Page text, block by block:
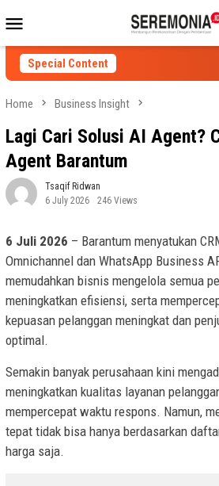
to
contentMenu
Special Content
Home Business Insight
Lagi Cari Solusi AI Agent?
Agent Barantum
Tsaqif Ridwan
6 July 2026
246 Views
6 Juli 2026 – Barantum menyatukan
Omnichannel dan WhatsApp Business
memudahkan bisnis mengelola semua
meningkatkan efisiensi, serta
kepuasan pelanggan meningkat dan
optimal.
Semakin banyak perusahaan kini
meningkatkan kualitas layanan
mempercepat waktu respons. Namun,
tepat tidak bisa hanya berdasarkan
harga saja.